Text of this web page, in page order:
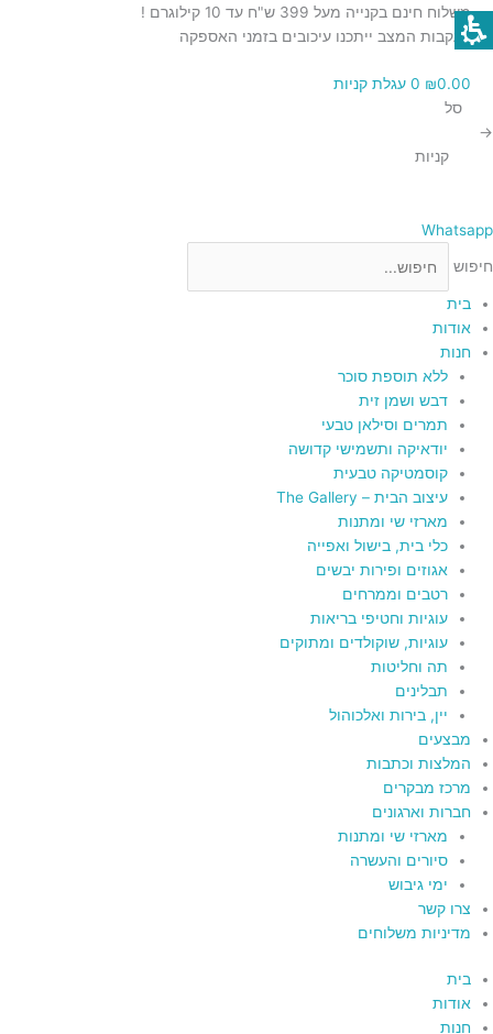
דילוג
לתוכן
משלוח חינם בקנייה מעל 399 ש"ח עד 10 קילוגרם !
בעקבות המצב ייתכנו עיכובים בזמני האספקה
₪0.00
0 עגלת קניות
סל
→
קניות
Whatsapp
חיפוש
בית
אודות
חנות
ללא תוספת סוכר
דבש ושמן זית
תמרים וסילאן טבעי
יודאיקה ותשמישי קדושה
קוסמטיקה טבעית
עיצוב הבית – The Gallery
מארזי שי ומתנות
כלי בית, בישול ואפייה
אגוזים ופירות יבשים
רטבים וממרחים
עוגיות וחטיפי בריאות
עוגיות, שוקולדים ומתוקים
תה וחליטות
תבלינים
יין, בירות ואלכוהול
מבצעים
המלצות וכתבות
מרכז מבקרים
חברות וארגונים
מארזי שי ומתנות
סיורים והעשרה
ימי גיבוש
צרו קשר
מדיניות משלוחים
בית
אודות
חנות
כמות
של
בן
-